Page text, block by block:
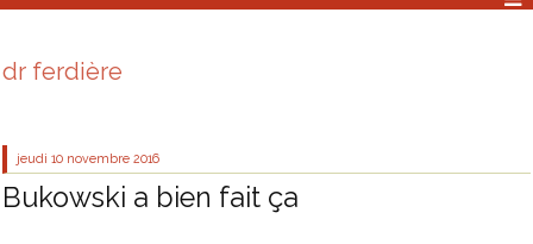
dr ferdière
jeudi 10 novembre 2016
Bukowski a bien fait ça